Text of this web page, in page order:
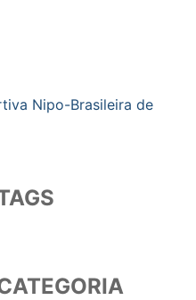
Nipo-Brasileira de